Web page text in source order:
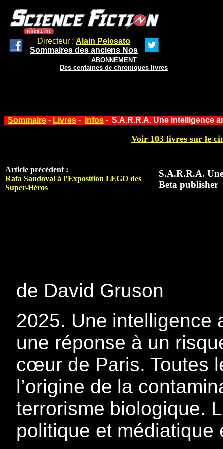
Directeur : Alain Pelosato
Sommaires des anciens Nos
ABONNEMENT
Des centaines de chroniques livres
Sommaire - Livres - Infos - S.A.R.R.A. Une intelligence
Voir 103 livres sur le
Article précédent :
Rafa Sandoval à l’Exposition LEGO des
Super-Héros
S.A.R.R.A.
Beta publisher
de David Gruson
2025. Une intelligence
une réponse à un
cœur de Paris. Toutes
l’origine de la
terrorisme biologique.
politique et médiatique